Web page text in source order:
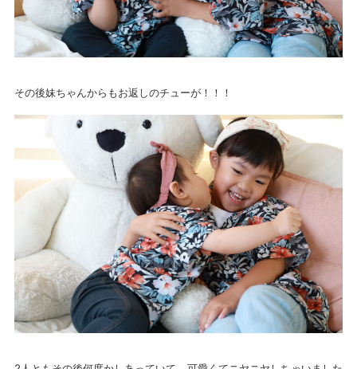
その後妹ちゃんからもお返しのチューが！！！